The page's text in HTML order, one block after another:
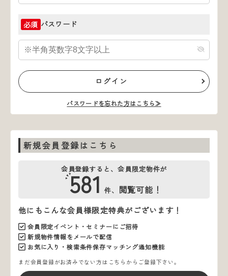
必須 パスワード
ログイン
パスワードを忘れた方はこちら≫
新規会員登録はこちら
会員登録すると、会員限定物件が
581 件、 閲覧可能！
他にもこんな会員様限定特典がございます！
会員限定イベント・セミナーにご招待
新規物件情報をメールで配信
お気に入り・検索条件保存マッチング通知機能
まだ会員登録がお済みでない方はこちらからご登録下さい。